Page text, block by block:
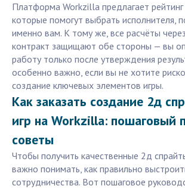
Платформа Workzilla предлагает
которые помогут выбрать исполнителя,
именно вам. К тому же, все расчёты
контракт защищают обе стороны — вы
работу только после утверждения
особенно важно, если вы не хотите
создание ключевых элементов игры.
Как заказать создание 2д
игр на Workzilla: пошаговый
советы
Чтобы получить качественные 2д
важно понимать, как правильно
сотрудничества. Вот пошаговое